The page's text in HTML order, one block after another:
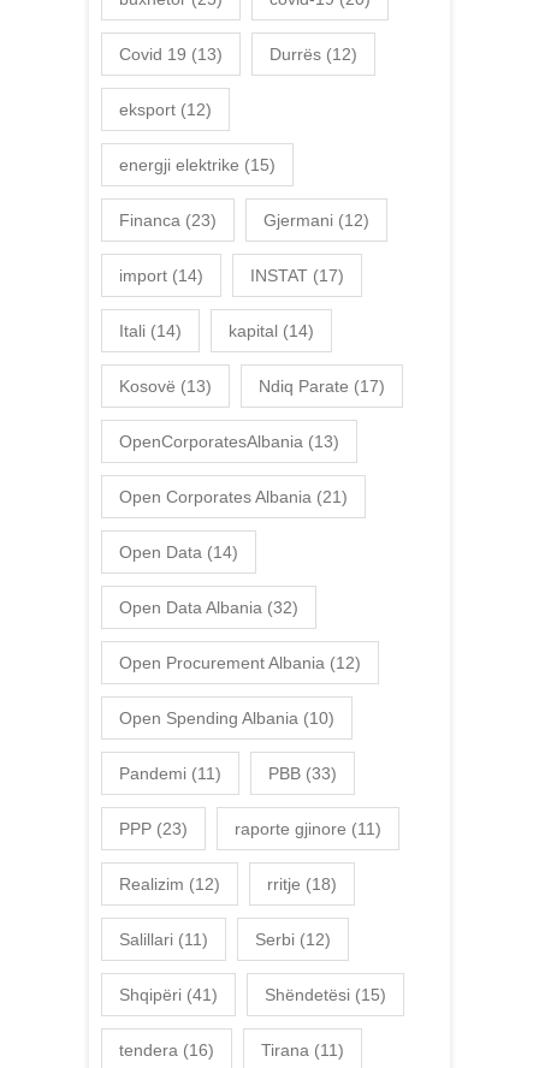
Covid 19 (13) Durrës (12)
eksport (12)
energji elektrike (15)
Financa (23) Gjermani (12)
import (14) INSTAT (17)
Itali (14) kapital (14)
Kosovë (13) Ndiq Parate (17)
OpenCorporatesAlbania (13)
Open Corporates Albania (21)
Open Data (14)
Open Data Albania (32)
Open Procurement Albania (12)
Open Spending Albania (10)
Pandemi (11) PBB (33)
PPP (23) raporte gjinore (11)
Realizim (12) rritje (18)
Salillari (11) Serbi (12)
Shqipëri (41) Shëndetësi (15)
tendera (16) Tirana (11)